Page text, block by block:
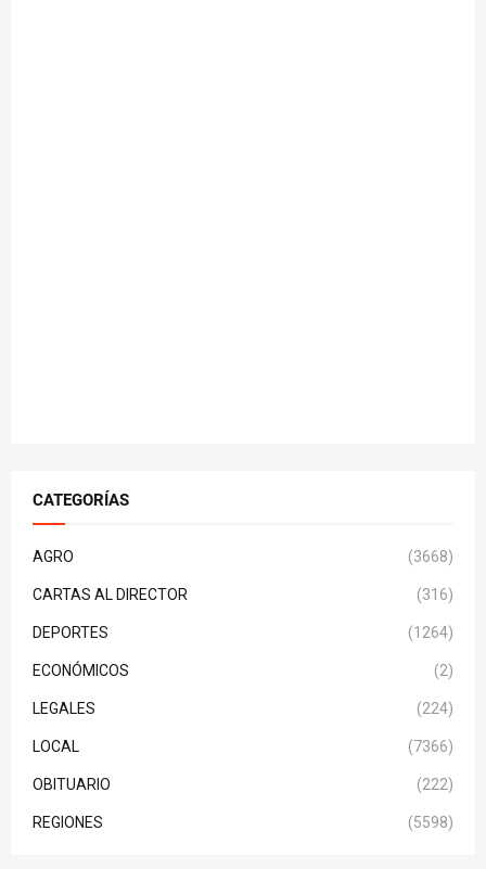
CATEGORÍAS
AGRO (3668)
CARTAS AL DIRECTOR (316)
DEPORTES (1264)
ECONÓMICOS (2)
LEGALES (224)
LOCAL (7366)
OBITUARIO (222)
REGIONES (5598)